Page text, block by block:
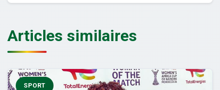
Articles similaires
SPORT